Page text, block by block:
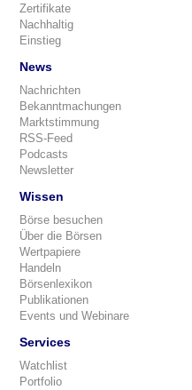
Zertifikate
Nachhaltig
Einstieg
News
Nachrichten
Bekanntmachungen
Marktstimmung
RSS-Feed
Podcasts
Newsletter
Wissen
Börse besuchen
Über die Börsen
Wertpapiere
Handeln
Börsenlexikon
Publikationen
Events und Webinare
Services
Watchlist
Portfolio